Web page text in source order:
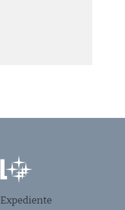
Expediente